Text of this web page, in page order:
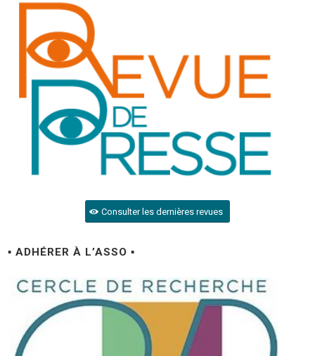
Consulter les dernières revues
▪ ADHÉRER À L’ASSO ▪